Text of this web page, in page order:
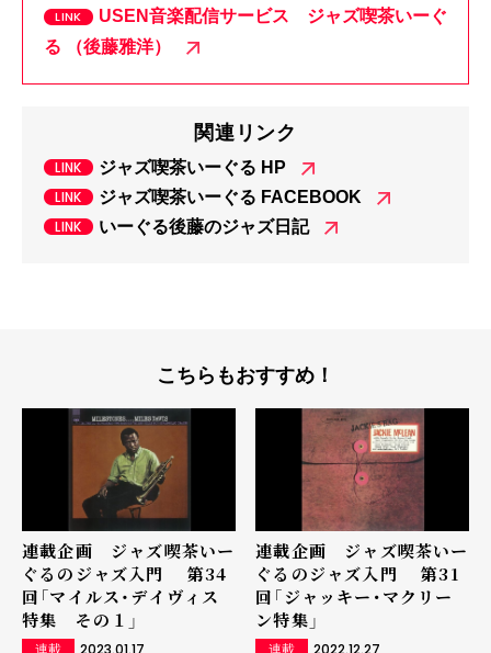
USEN音楽配信サービス ジャズ喫茶いーぐ
る （後藤雅洋）
関連リンク
ジャズ喫茶いーぐる HP
ジャズ喫茶いーぐる FACEBOOK
いーぐる後藤のジャズ日記
こちらもおすすめ！
連載企画 ジャズ喫茶いー
ぐるのジャズ入門 第34
回「マイルス・デイヴィス
特集 その１」
2023.01.17
連載企画 ジャズ喫茶いー
ぐるのジャズ入門 第31
回「ジャッキー･マクリー
ン特集」
2022.12.27